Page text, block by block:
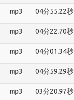
mp3 04分55.22秒
mp3 04分22.70秒
mp3 04分01.34秒
mp3 04分59.29秒
mp3 03分20.97秒